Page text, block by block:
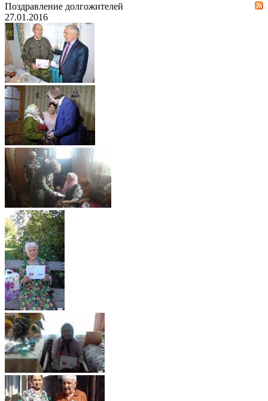
Поздравление долгожителей
27.01.2016